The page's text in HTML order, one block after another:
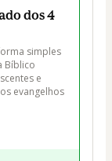
dos 4
simples
Bíblico
e
evangelhos